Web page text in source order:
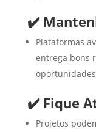
✔️
Plataformas
entrega bons
✔️ Fique
Projetos